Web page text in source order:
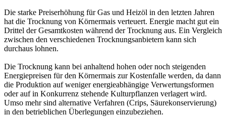
Die starke Preiserhöhung für Gas und Heizöl in den letzten Jahren
hat die Trocknung von Körnermais verteuert. Energie macht gut ein
Drittel der Gesamtkosten während der Trocknung aus. Ein Vergleich
zwischen den verschiedenen Trocknungsanbietern kann sich
durchaus lohnen.
Die Trocknung kann bei anhaltend hohen oder noch steigenden
Energiepreisen für den Körnermais zur Kostenfalle werden, da dann
die Produktion auf weniger energieabhängige Verwertungsformen
oder auf in Konkurrenz stehende Kulturpflanzen verlagert wird.
Umso mehr sind alternative Verfahren (Crips, Säurekonservierung)
in den betrieblichen Überlegungen einzubeziehen.